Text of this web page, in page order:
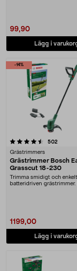
99,90
Lägg i
-14%
502
Grästrimmers
Grästrimmer Bosch
Grasscut 18-230
Trimma smidigt och
batteridriven grästrimmer.
1199,00
Lägg i
4.0 av 5 stjärnor